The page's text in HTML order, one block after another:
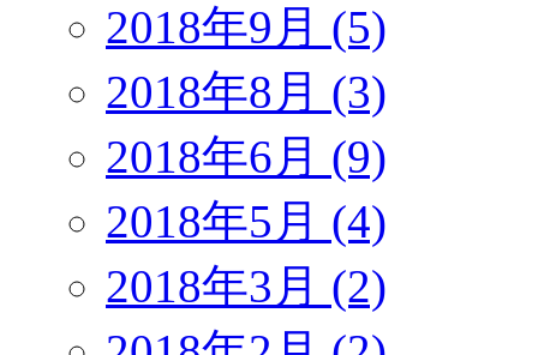
2018年9月 (5)
2018年8月 (3)
2018年6月 (9)
2018年5月 (4)
2018年3月 (2)